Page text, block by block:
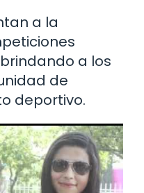
a la
a los
de
deportivo.